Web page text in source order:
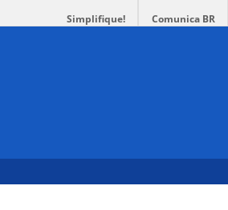
Simplifique! Comunica BR